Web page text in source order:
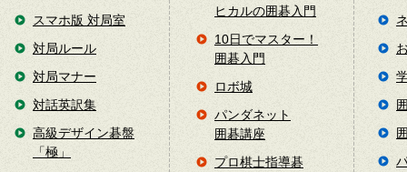
スマホ版 対局室
対局ルール
対局マナー
対話英訳集
高級デザイン碁盤
「極」
ヒカルの囲碁入門
10日でマスター！
囲碁入門
ロボ城
パンダネット
囲碁講座
プロ棋士指導碁